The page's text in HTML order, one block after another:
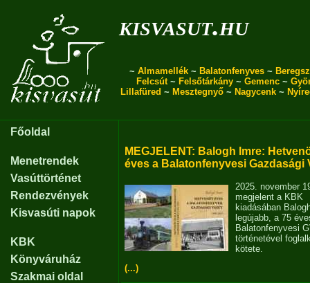
kisvasut.hu
~ Almamellék ~ Balatonfenyves ~
Felcsút~ Felsőtárkány ~ Gemenc ~
Lillafüred ~ Mesztegnyő ~ Nagycenk ~
Főoldal
Menetrendek
Vasúttörténet
Rendezvények
Kisvasúti napok
KBK
Könyváruház
Szakmai oldal
MEGJELENT: Balogh Imre:
éves a Balatonfenyvesi Gazdasági
2025. november
megjelent a KBK
kiadásában
legújabb, a 75
Balatonfenyvesi
történetével
kötete.
(...)